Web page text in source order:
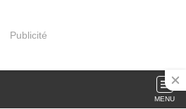
Publicité
MENU